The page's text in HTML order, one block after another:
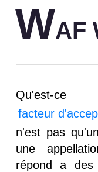
WAF
facteur
n'est pas
une
répond a